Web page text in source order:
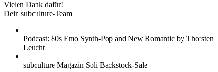
Vielen Dank dafür!
Dein subculture-Team
Podcast: 80s Emo Synth-Pop and New Romantic by Thorsten
Leucht
subculture Magazin Soli Backstock-Sale